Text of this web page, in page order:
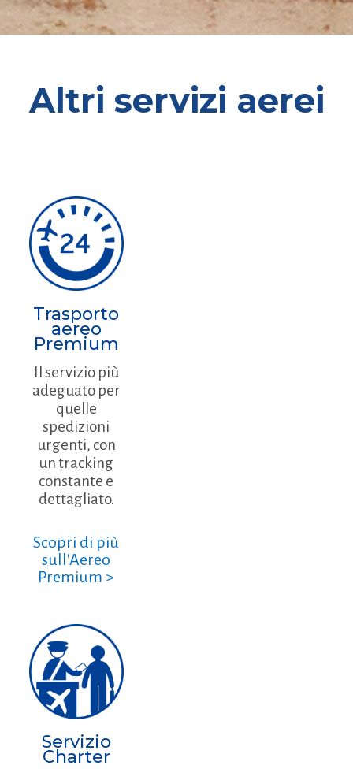
Altri servizi aerei
Trasporto
aereo
Premium
Il servizio più
adeguato per
quelle
spedizioni
urgenti, con
un tracking
constante e
dettagliato.
Scopri di più
sull'Aereo
Premium >
Servizio
Charter